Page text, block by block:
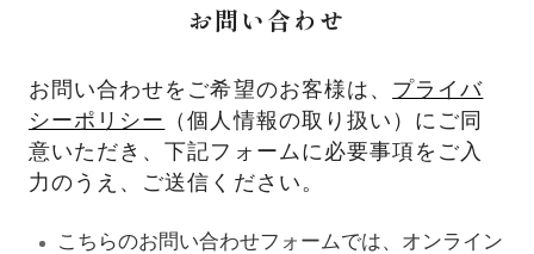
お問い合わせ
お問い合わせをご希望のお客様は、 プライバ
シーポリシー
（個人情報の取り扱い）にご同
意いただき、下記フォームに必要事項をご入
力のうえ、ご送信ください。
こちらのお問い合わせフォームでは、オンライン